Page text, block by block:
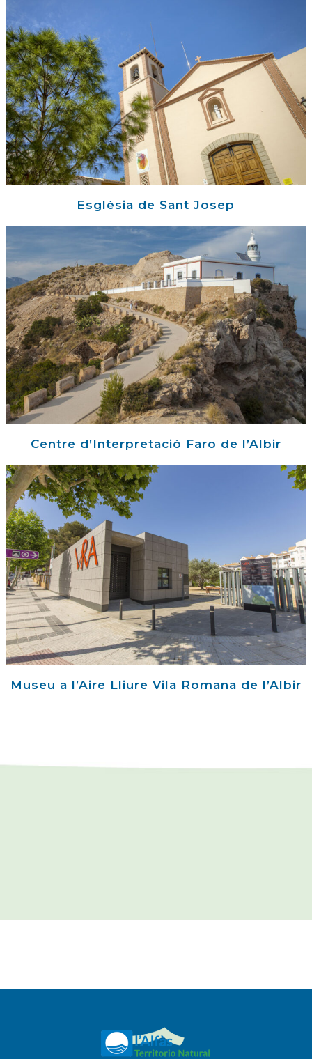
Església de Sant Josep
Centre d’Interpretació Faro de l’Albir
Museu a l’Aire Lliure Vila Romana de l’Albir